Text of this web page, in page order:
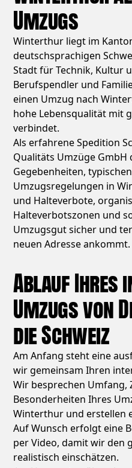
Umzugs
Winterthur liegt im
deutschsprachigen
Stadt für Technik, Kultur
Berufspendler und
einen Umzug nach
hohe Lebensqualität mit
verbindet.
Als erfahrene Spedition
Qualitäts Umzüge GmbH
Gegebenheiten,
Umzugsregelungen in
und Halteverbote,
Halteverbotszonen und
Umzugsgut sicher und
neuen Adresse ankommt.
Ablauf Ihres
Umzugs von
die Schweiz
Am Anfang steht eine
wir gemeinsam Ihren
Wir besprechen Umfang,
Besonderheiten Ihres
Winterthur und erstellen
Auf Wunsch erfolgt eine
per Video, damit wir den
realistisch einschätzen.